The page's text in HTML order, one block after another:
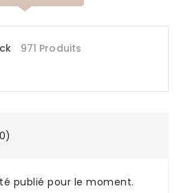
971 Produits
publié pour le moment.